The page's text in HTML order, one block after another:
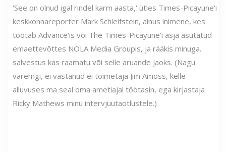
'See on olnud igal rindel karm aasta,' ütles Times-Picayune'i
keskkonnareporter Mark Schleifstein, ainus inimene, kes
töötab Advance'is või The Times-Picayune'i äsja asutatud
emaettevõttes NOLA Media Groupis, ja rääkis minuga.
salvestus kas raamatu või selle aruande jaoks. (Nagu
varemgi, ei vastanud ei toimetaja Jim Amoss, kelle
alluvuses ma seal oma ametiajal töötasin, ega kirjastaja
Ricky Mathews minu intervjuutaotlustele.)